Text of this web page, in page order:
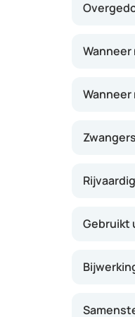
hoesten
heeft
Gebruikt